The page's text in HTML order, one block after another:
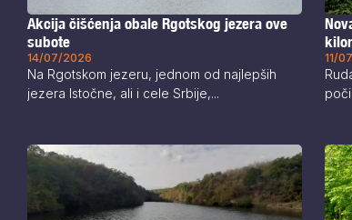
Akcija čišćenja obale Rgotskog jezera ove
subote
14/07/2026
Na Rgotskom jezeru, jednom od najlepših
jezera Istočne, ali i cele Srbije,...
11/